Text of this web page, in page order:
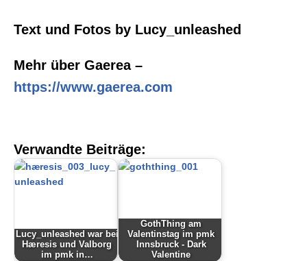
Text und Fotos by Lucy_unleashed
Mehr über Gaerea –
https://www.gaerea.com
Verwandte Beiträge:
Lucy_unleashed war bei
Hæresis und Valborg
im pmk in…
GothThing am
Valentinstag im pmk
Innsbruck - Dark
Valentine